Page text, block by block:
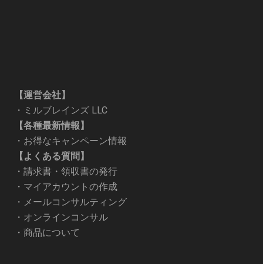
【運営会社】
・ ミルブレインズ LLC
【各種最新情報】
・ お得なキャンペーン情報
【よくある質問】
・ 請求書・領収書の発行
・ マイアカウントの作成
・ メールコンサルティング
・ オンラインコンサル
・ 商品について